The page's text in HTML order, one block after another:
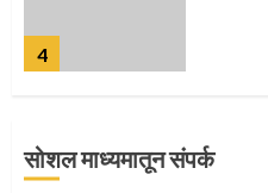
5
सोशल माध्यमातून संपर्क